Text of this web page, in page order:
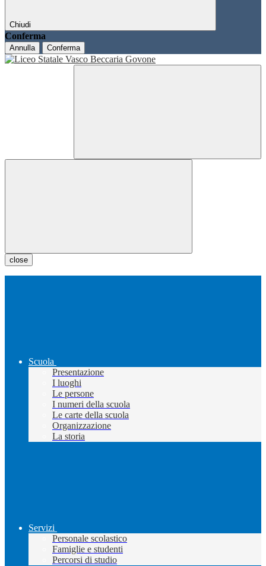
Chiudi
Conferma
Annulla Conferma
close
Scuola
Presentazione
I luoghi
Le persone
I numeri della scuola
Le carte della scuola
Organizzazione
La storia
Servizi
Personale scolastico
Famiglie e studenti
Percorsi di studio